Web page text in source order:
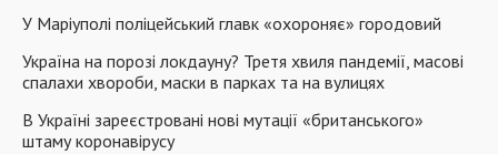
У Маріуполі поліцейський главк «охороняє» городовий
Україна на порозі локдауну? Третя хвиля пандемії, масові
спалахи хвороби, маски в парках та на вулицях
В Україні зареєстровані нові мутації «британського»
штаму коронавірусу